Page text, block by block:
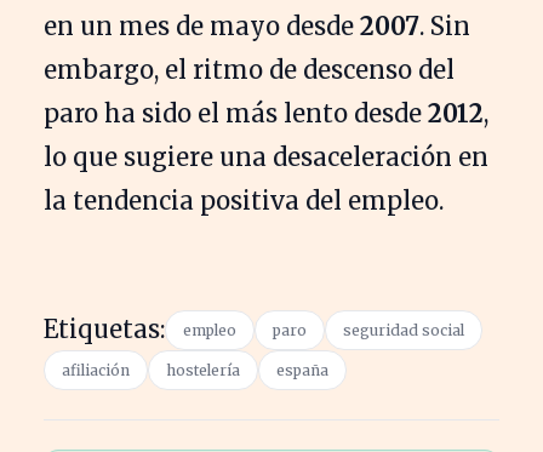
en un mes de mayo desde 2007. Sin
embargo, el ritmo de descenso del
paro ha sido el más lento desde 2012,
lo que sugiere una desaceleración en
la tendencia positiva del empleo.
Etiquetas: empleo paro seguridad social
afiliación hostelería españa